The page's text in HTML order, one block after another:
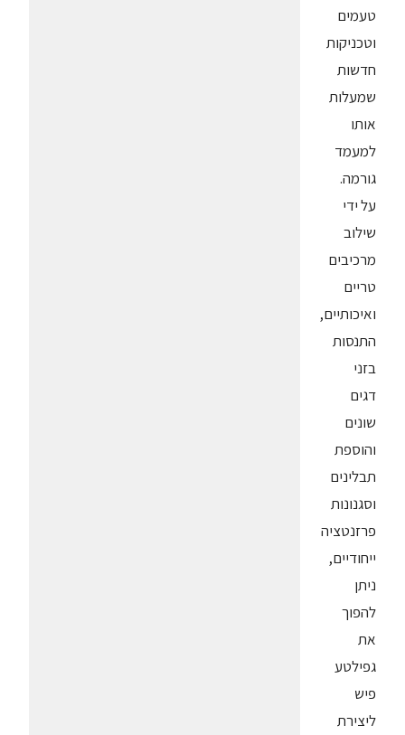
טעמים
וטכניקות
חדשות
שמעלות
אותו
למעמד
גורמה.
על ידי
שילוב
מרכיבים
טריים
ואיכותיים,
התנסות
בזני
דגים
שונים
והוספת
תבלינים
וסגנונות
פרזנטציה
ייחודיים,
ניתן
להפוך
את
גפילטע
פיש
ליצירת